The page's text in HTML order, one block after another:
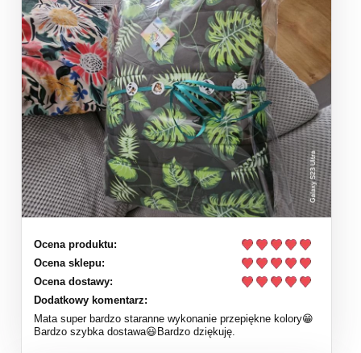
Ocena produktu:
Ocena sklepu:
Ocena dostawy:
Dodatkowy komentarz:
Mata super bardzo staranne wykonanie przepiękne kolory😁
Bardzo szybka dostawa😃Bardzo dziękuję.